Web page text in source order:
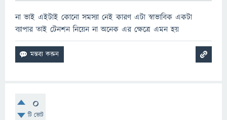
না ভাই এইটাই কোনো সমস্যা নেই কারণ এটা স্বাভাবিক একটা
ব্যাপার তাই টেনশন নিয়েন না অনেক এর ক্ষেত্রে এমন হয়
0
টি ভোট